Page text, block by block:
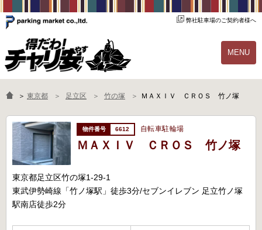
弊社駐車場のご契約者様へ
MENU
物件一覧 ご契約の流れ
よくあるご質問 駐輪場オーナー様へ
＞ 東京都 足立区 竹の塚 ＭＡＸＩＶ ＣＲＯＳ 竹ノ塚
6612 自転車駐輪場
ＭＡＸＩＶ ＣＲＯＳ 竹ノ塚
東京都足立区竹の塚1-29-1
東武伊勢崎線「竹ノ塚駅」徒歩3分/セブンイレブン 足立竹ノ塚
駅南店徒歩2分